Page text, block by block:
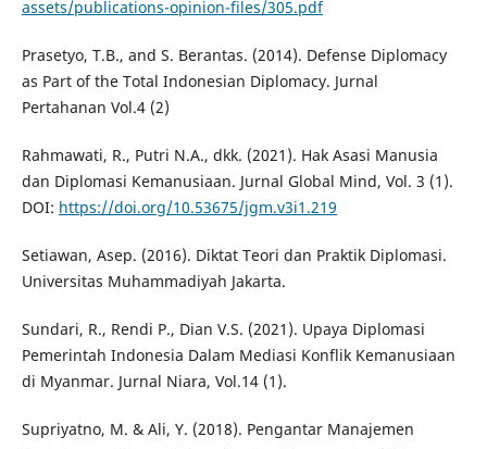
assets/publications-opinion-files/305.pdf
Prasetyo, T.B., and S. Berantas. (2014). Defense Diplomacy
as Part of the Total Indonesian Diplomacy. Jurnal
Pertahanan Vol.4 (2)
Rahmawati, R., Putri N.A., dkk. (2021). Hak Asasi Manusia
dan Diplomasi Kemanusiaan. Jurnal Global Mind, Vol. 3 (1).
DOI: https://doi.org/10.53675/jgm.v3i1.219
Setiawan, Asep. (2016). Diktat Teori dan Praktik Diplomasi.
Universitas Muhammadiyah Jakarta.
Sundari, R., Rendi P., Dian V.S. (2021). Upaya Diplomasi
Pemerintah Indonesia Dalam Mediasi Konflik Kemanusiaan
di Myanmar. Jurnal Niara, Vol.14 (1).
Supriyatno, M. & Ali, Y. (2018). Pengantar Manajemen